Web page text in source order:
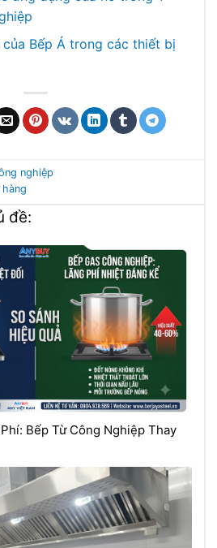
Bếp Á trong các thiết bị
nghiệp
đề:
Bếp Từ Công Nghiệp Thay